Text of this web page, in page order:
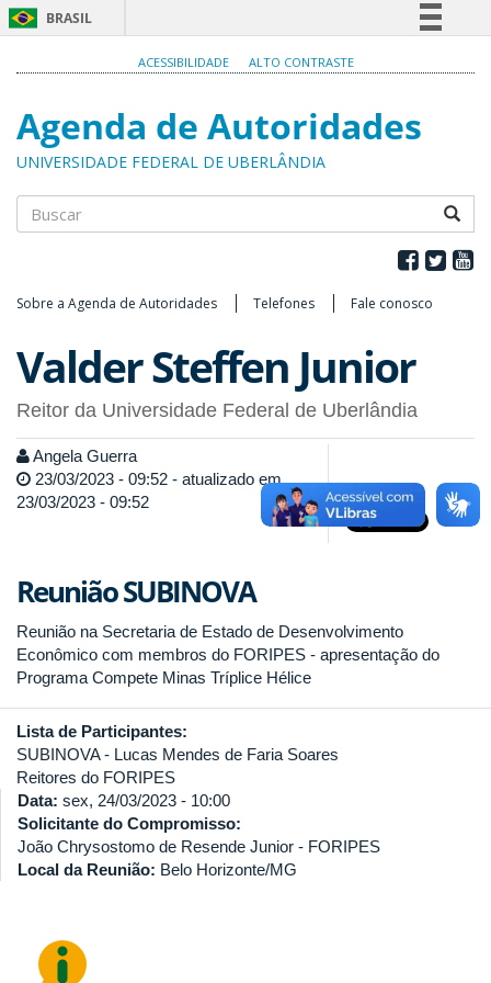
BRASIL
Participe
Acesso à informação
ACESSIBILIDADE ALTO CONTRASTE
Agenda de Autoridades
UNIVERSIDADE FEDERAL DE UBERLÂNDIA
Sobre a Agenda de Autoridades Telefones Fale conosco
Valder Steffen Junior
Reitor da Universidade Federal de Uberlândia
Angela Guerra
23/03/2023 - 09:52 - atualizado em
23/03/2023 - 09:52
Reunião SUBINOVA
Reunião na Secretaria de Estado de Desenvolvimento
Econômico com membros do FORIPES - apresentação do
Programa Compete Minas Tríplice Hélice
Lista de Participantes:
SUBINOVA - Lucas Mendes de Faria Soares
Reitores do FORIPES
Data: sex, 24/03/2023 - 10:00
Solicitante do Compromisso:
João Chrysostomo de Resende Junior - FORIPES
Local da Reunião: Belo Horizonte/MG